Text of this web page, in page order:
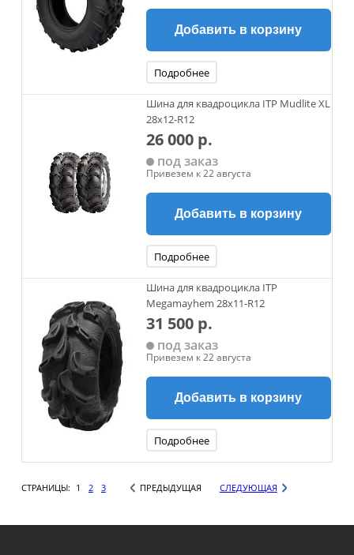
Добавить в корзину
Подробнее
Шина для квадроцикла ITP Mudlite XL
28x12-R12
26 000 р.
под заказ
Привезем к 22 августа
Добавить в корзину
Подробнее
Шина для квадроцикла ITP
Megamayhem 28x11-R12
31 500 р.
под заказ
Привезем к 22 августа
Добавить в корзину
Подробнее
СТРАНИЦЫ: 1 2 3 ПРЕДЫДУЩАЯ СЛЕДУЮЩАЯ